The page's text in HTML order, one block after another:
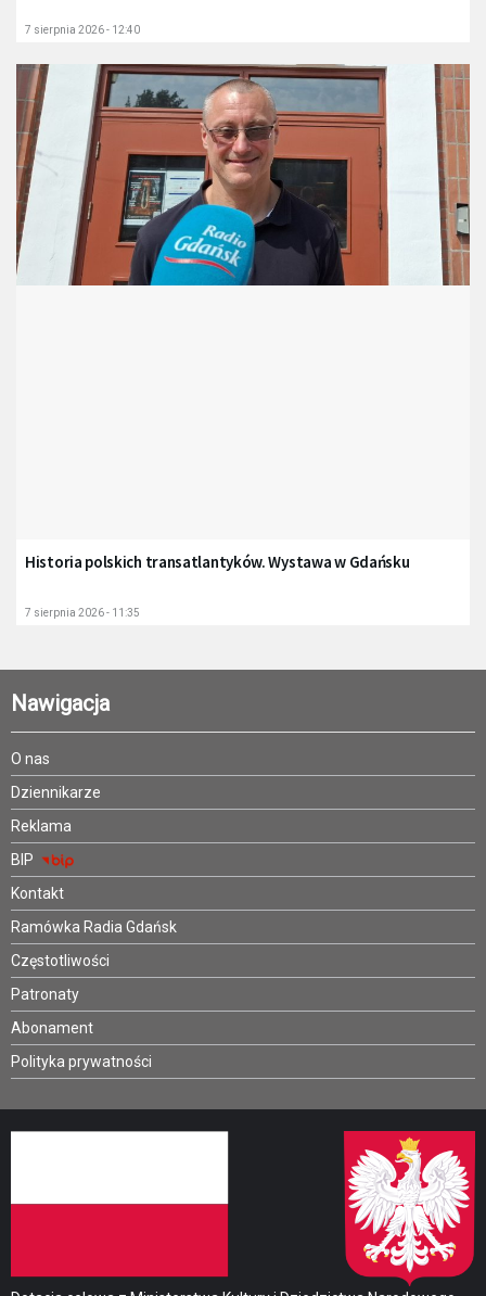
7 sierpnia 2026 - 12:40
Historia polskich transatlantyków. Wystawa w Gdańsku
7 sierpnia 2026 - 11:35
Nawigacja
O nas
Dziennikarze
Reklama
BIP
Kontakt
Ramówka Radia Gdańsk
Częstotliwości
Patronaty
Abonament
Polityka prywatności